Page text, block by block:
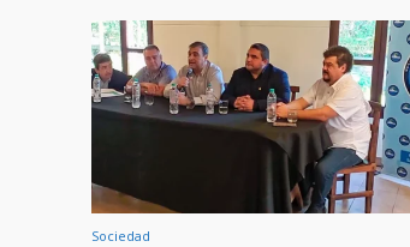
Sociedad